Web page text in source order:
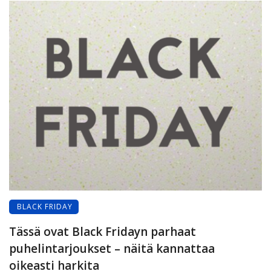
BLACK FRIDAY
Tässä ovat Black Fridayn parhaat
puhelintarjoukset – näitä kannattaa
oikeasti harkita